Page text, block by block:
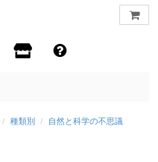
種類別
自然と科学の不思議